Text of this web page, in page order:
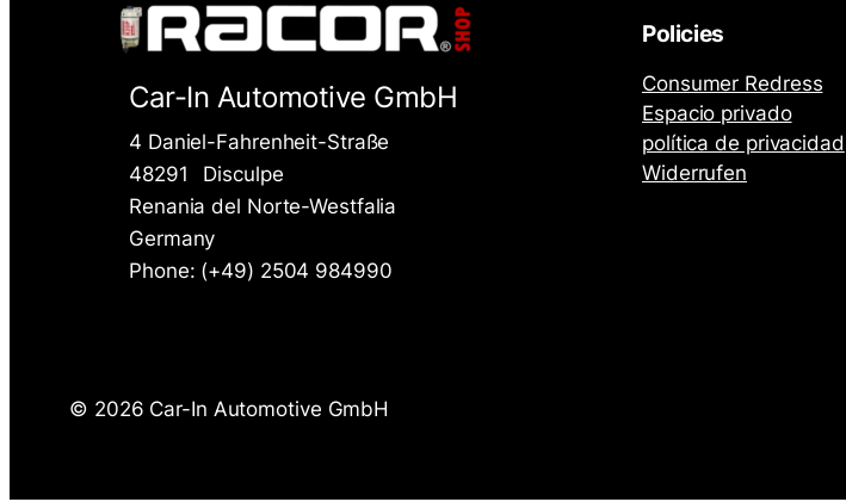
Car-In Automotive GmbH
4 Daniel-Fahrenheit-Straße
48291
Disculpe
Renania del Norte-Westfalia
Germany
Phone: (+49) 2504 984990
Policies
Consumer Redress
Espacio privado
política de privacidad
Widerrufen
© 2026 Car-In Automotive GmbH